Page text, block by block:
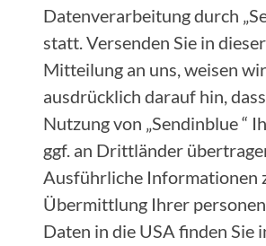
Datenverarbeitung durch
statt. Versenden Sie in
Mitteilung an uns, weisen wir
ausdrücklich darauf hin,
Nutzung von „Sendinblue “
ggf. an Drittländer
Ausführliche Informationen
Übermittlung Ihrer
Daten in die USA finden Sie